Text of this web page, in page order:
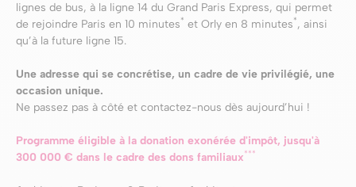
lignes de bus, à la ligne 14 du Grand Paris Express, qui permet
de rejoindre Paris en 10 minutes* et Orly en 8 minutes*, ainsi
qu’à la future ligne 15.
Une adresse qui se concrétise, un cadre de vie privilégié, une
occasion unique.
Ne passez pas à côté et contactez-nous dès aujourd’hui !
Programme éligible à la donation exonérée d'impôt, jusqu'à
300 000 € dans le cadre des dons familiaux***